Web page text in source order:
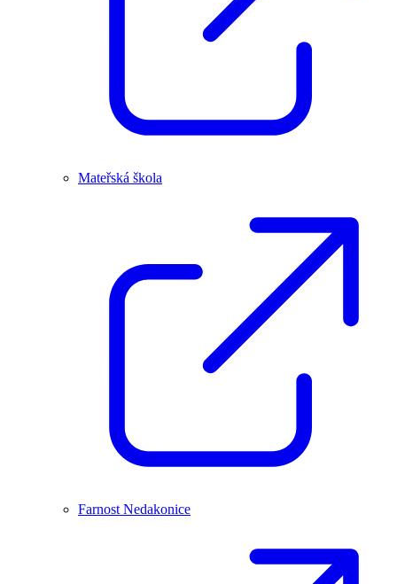
Mateřská škola
Farnost Nedakonice